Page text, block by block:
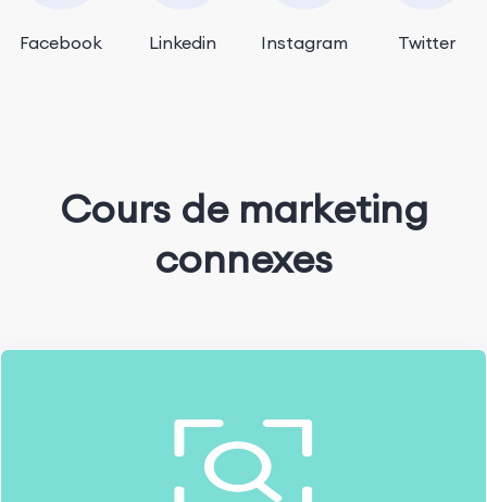
Facebook Linkedin Instagram Twitter
Cours de marketing
connexes